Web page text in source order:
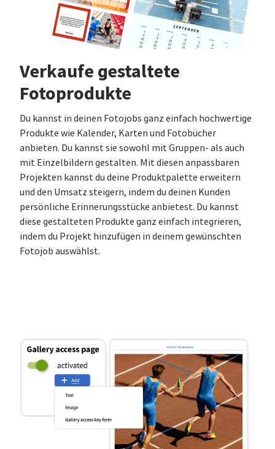
Verkaufe gestaltete
Fotoprodukte
Du kannst in deinen Fotojobs ganz einfach hochwertige
Produkte wie Kalender, Karten und Fotobücher
anbieten. Du kannst sie sowohl mit Gruppen- als auch
mit Einzelbildern gestalten. Mit diesen anpassbaren
Projekten kannst du deine Produktpalette erweitern
und den Umsatz steigern, indem du deinen Kunden
persönliche Erinnerungsstücke anbietest. Du kannst
diese gestalteten Produkte ganz einfach integrieren,
indem du Projekt hinzufügen in deinem gewünschten
Fotojob auswählst.